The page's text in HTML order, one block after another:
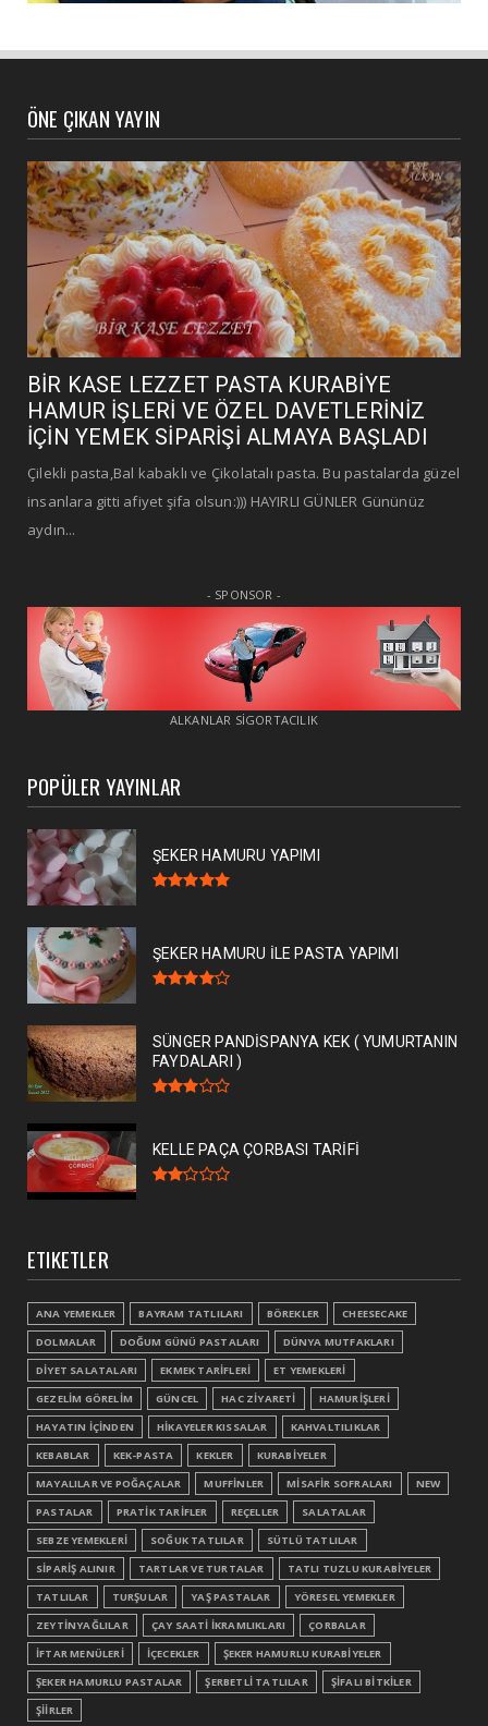
ÖNE ÇIKAN YAYIN
BİR KASE LEZZET PASTA KURABİYE
HAMUR İŞLERİ VE ÖZEL DAVETLERİNİZ
İÇİN YEMEK SİPARİŞİ ALMAYA BAŞLADI
Çilekli pasta,Bal kabaklı ve Çikolatalı pasta. Bu pastalarda güzel
insanlara gitti afiyet şifa olsun:))) HAYIRLI GÜNLER Gününüz
aydın...
- SPONSOR -
ALKANLAR SİGORTACILIK
POPÜLER YAYINLAR
ŞEKER HAMURU YAPIMI
ŞEKER HAMURU İLE PASTA YAPIMI
SÜNGER PANDİSPANYA KEK ( YUMURTANIN
FAYDALARI )
KELLE PAÇA ÇORBASI TARİFİ
ETIKETLER
ANA YEMEKLER BAYRAM TATLILARI BÖREKLER
CHEESECAKE
DOLMALAR
DOĞUM GÜNÜ PASTALARI
DÜNYA MUTFAKLARI
DİYET SALATALARI
EKMEK TARİFLERİ
ET YEMEKLERİ
GEZELİM GÖRELİM
GÜNCEL HAC ZİYARETİ
HAMURİŞLERİ
HAYATIN İÇİNDEN
HİKAYELER KISSALAR
KAHVALTILIKLAR
KEBABLAR
KEK-PASTA KEKLER
KURABİYELER
MAYALILAR VE POĞAÇALAR
MUFFİNLER MİSAFİR SOFRALARI
NEW
PASTALAR
PRATİK TARİFLER REÇELLER
SALATALAR
SEBZE YEMEKLERİ
SOĞUK TATLILAR
SÜTLÜ TATLILAR
SİPARİŞ ALINIR
TARTLAR VE TURTALAR
TATLI TUZLU KURABİYELER
TATLILAR
TURŞULAR YAŞ PASTALAR
YÖRESEL YEMEKLER
ZEYTİNYAĞLILAR
ÇAY SAATİ İKRAMLIKLARI
ÇORBALAR
İFTAR MENÜLERİ
İÇECEKLER
ŞEKER HAMURLU KURABİYELER
ŞEKER HAMURLU PASTALAR
ŞERBETLİ TATLILAR
ŞİFALI BİTKİLER
ŞİİRLER